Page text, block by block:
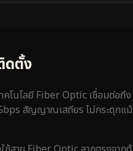
ดตั้ง
คโนโลยี Fiber Optic เชื่อมต่อถึง
สัญญาณเสถียร ไม่กระตุกแ